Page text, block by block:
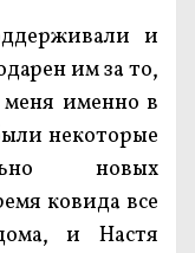
и
им за то,
именно в
некоторые
новых
ковида все
и Настя